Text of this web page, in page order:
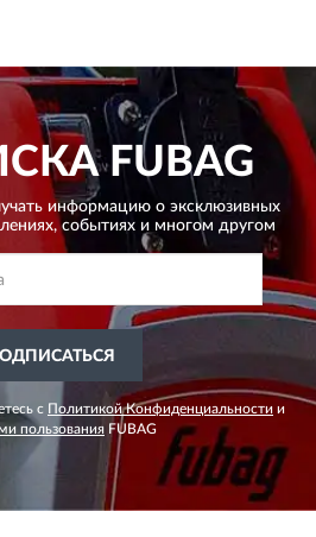
FUBAG
информацию о эксклюзивных
событиях и многом другом
с Политикой Конфиденциальности и
пользования FUBAG